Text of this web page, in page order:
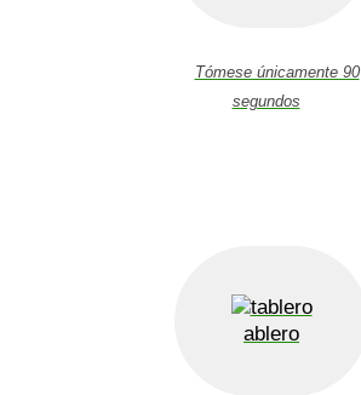
Tómese únicamente 90
segundos
ablero